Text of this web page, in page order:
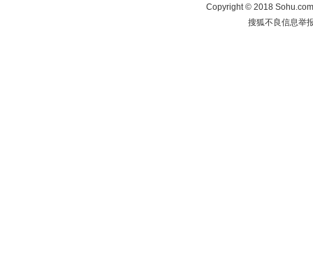
Copyright©2018
搜狐不良信息举